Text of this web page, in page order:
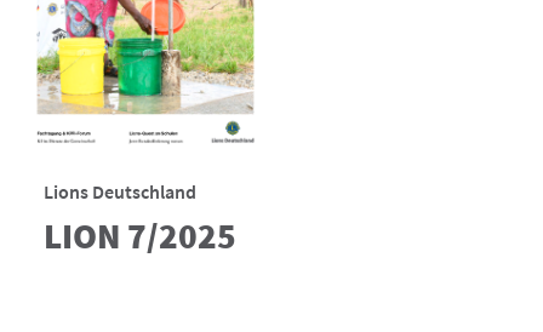
Lions Deutschland
LION 7/2025